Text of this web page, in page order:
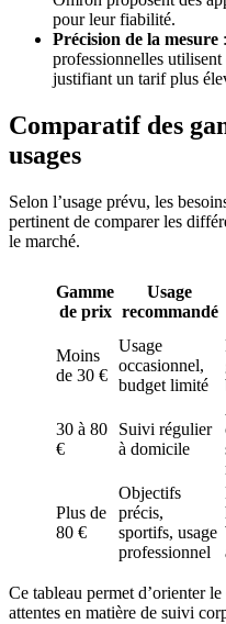
pour leur fiabilité.
Précision de la mesure
professionnelles utilisent
justifiant un tarif plus
Comparatif des
usages
Selon l’usage prévu, les
pertinent de comparer les
le marché.
Gamme
de prix
Usage
recommandé
Moins
de 30 €
Usage
occasionnel,
budget limité
30 à 80
€
Suivi régulier
à domicile
Plus de
80 €
Objectifs
précis,
sportifs, usage
professionnel
Ce tableau permet d’orienter
attentes en matière de suivi